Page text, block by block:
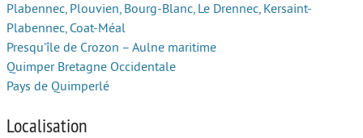
Plabennec, Plouvien, Bourg-Blanc, Le Drennec, Kersaint-
Plabennec, Coat-Méal
Presqu’île de Crozon – Aulne maritime
Quimper Bretagne Occidentale
Pays de Quimperlé
Localisation